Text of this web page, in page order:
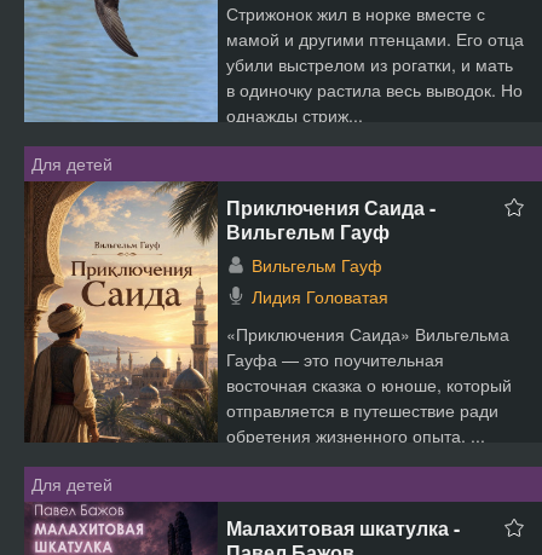
Стрижонок жил в норке вместе с
мамой и другими птенцами. Его отца
убили выстрелом из рогатки, и мать
в одиночку растила весь выводок. Но
однажды стриж...
Для детей
Приключения Саида -
Вильгельм Гауф
Вильгельм Гауф
Лидия Головатая
«Приключения Саида» Вильгельма
Гауфа — это поучительная
восточная сказка о юноше, который
отправляется в путешествие ради
обретения жизненного опыта, ...
Для детей
Малахитовая шкатулка -